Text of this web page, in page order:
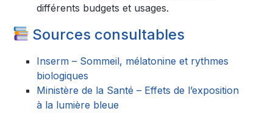
différents budgets et usages.
Sources consultables
Inserm – Sommeil, mélatonine et rythmes
biologiques
Ministère de la Santé – Effets de l’exposition
à la lumière bleue